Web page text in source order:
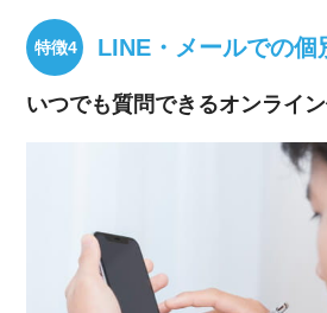
LINE・メールでの個
いつでも質問できるオンライ